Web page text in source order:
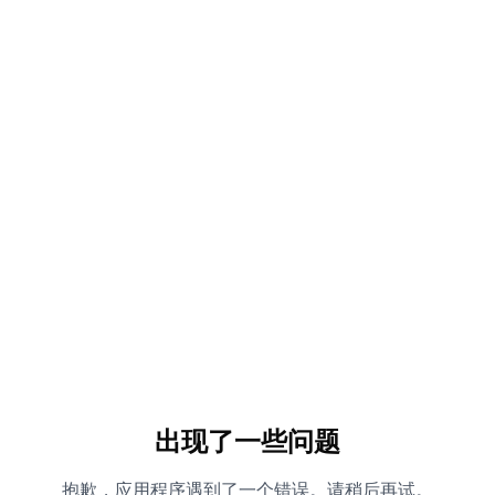
出现了一些问题
抱歉，应用程序遇到了一个错误。请稍后再试。